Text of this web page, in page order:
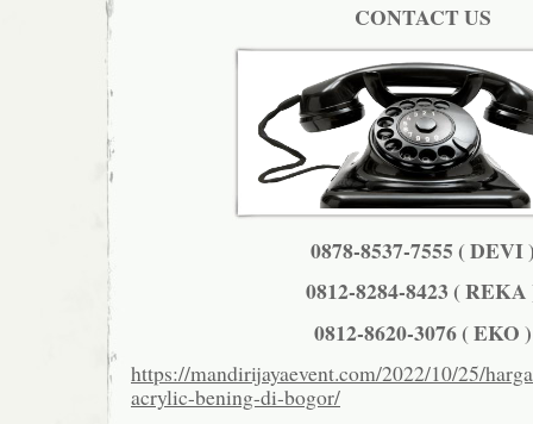
CONTACT US
0878-8537-7555 ( DEVI
0812-8284-8423 ( REKA
0812-8620-3076 ( EKO )
https://mandirijayaevent.com/2022/10/25/
acrylic-bening-di-bogor/